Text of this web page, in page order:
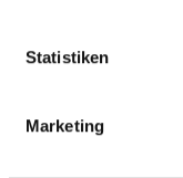
Statistiken
Marketing
MASSNAHMEN